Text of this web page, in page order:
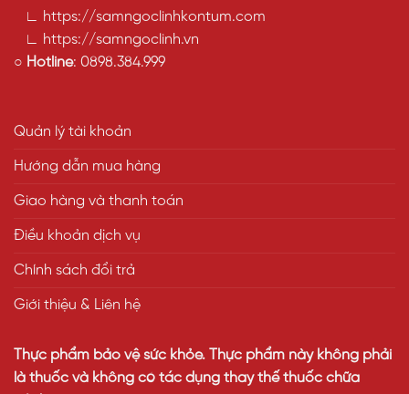
∟ https://samngoclinhkontum.com
∟ https://samngoclinh.vn
○ Hotline: 0898.384.999
Quản lý tài khoản
Hướng dẫn mua hàng
Giao hàng và thanh toán
Điều khoản dịch vụ
Chính sách đổi trả
Giới thiệu & Liên hệ
Thực phẩm bảo vệ sức khỏe. Thực phẩm này không phải
là thuốc và không có tác dụng thay thế thuốc chữa